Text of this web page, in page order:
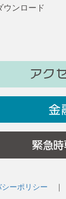
ウンロード
ーポリシー ｜